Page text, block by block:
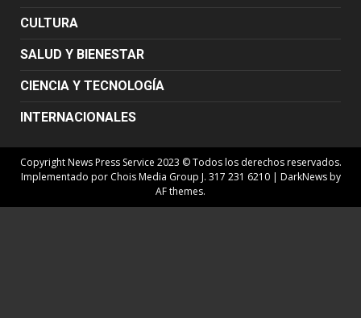
CULTURA
SALUD Y BIENESTAR
CIENCIA Y TECNOLOGÍA
INTERNACIONALES
Copyright News Press Service 2023 © Todos los derechos reservados.
Implementado por Chois Media Group J. 317 231 6210 | DarkNewsby
AF themes.